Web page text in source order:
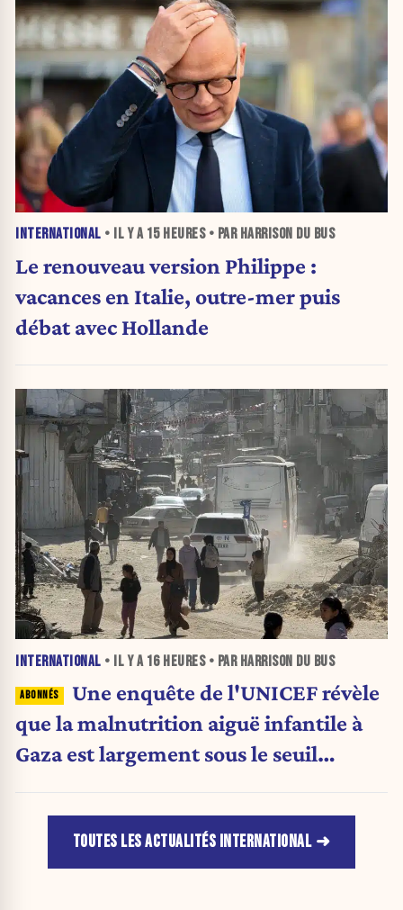
INTERNATIONAL • IL Y A 15 HEURES• PAR HARRISON DU BUS
Le renouveau version Philippe :
vacances en Italie, outre-mer puis
débat avec Hollande
INTERNATIONAL • IL Y A 16 HEURES• PAR HARRISON DU BUS
Une enquête de l'UNICEF révèle
que la malnutrition aiguë infantile à
Gaza est largement sous le seuil
TOUTES LES ACTUALITÉS INTERNATIONAL